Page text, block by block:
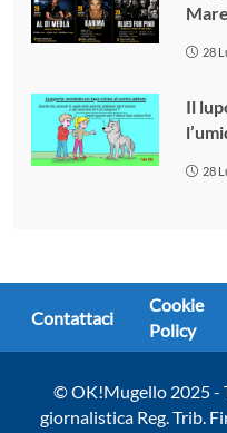
28
Il
28
Contattaci
Cookie
Policy
© OK!Mugello 2025 -
giornalistica Reg. Trib.